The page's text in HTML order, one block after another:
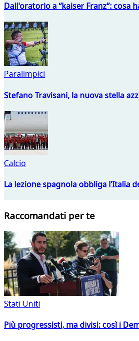
Dall'oratorio a “kaiser Franz”: cosa
Paralimpici
Stefano Travisani, la nuova stella
Calcio
La lezione spagnola obbliga l’Italia
Raccomandati per te
Stati Uniti
Più progressisti, ma divisi: così i